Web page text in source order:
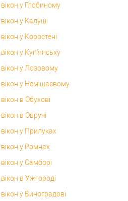
у Глобиному
у Калуші
у Коростені
у Куп'янську
у Лозовому
у Немішаєвому
в Обухові
в Овручі
у Прилуках
у Ромнах
у Самборі
в Ужгороді
у Виноградові